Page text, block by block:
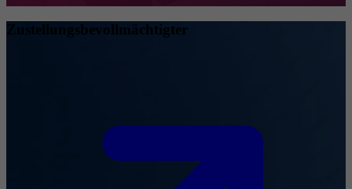
Zustellungsbevollmächtigter